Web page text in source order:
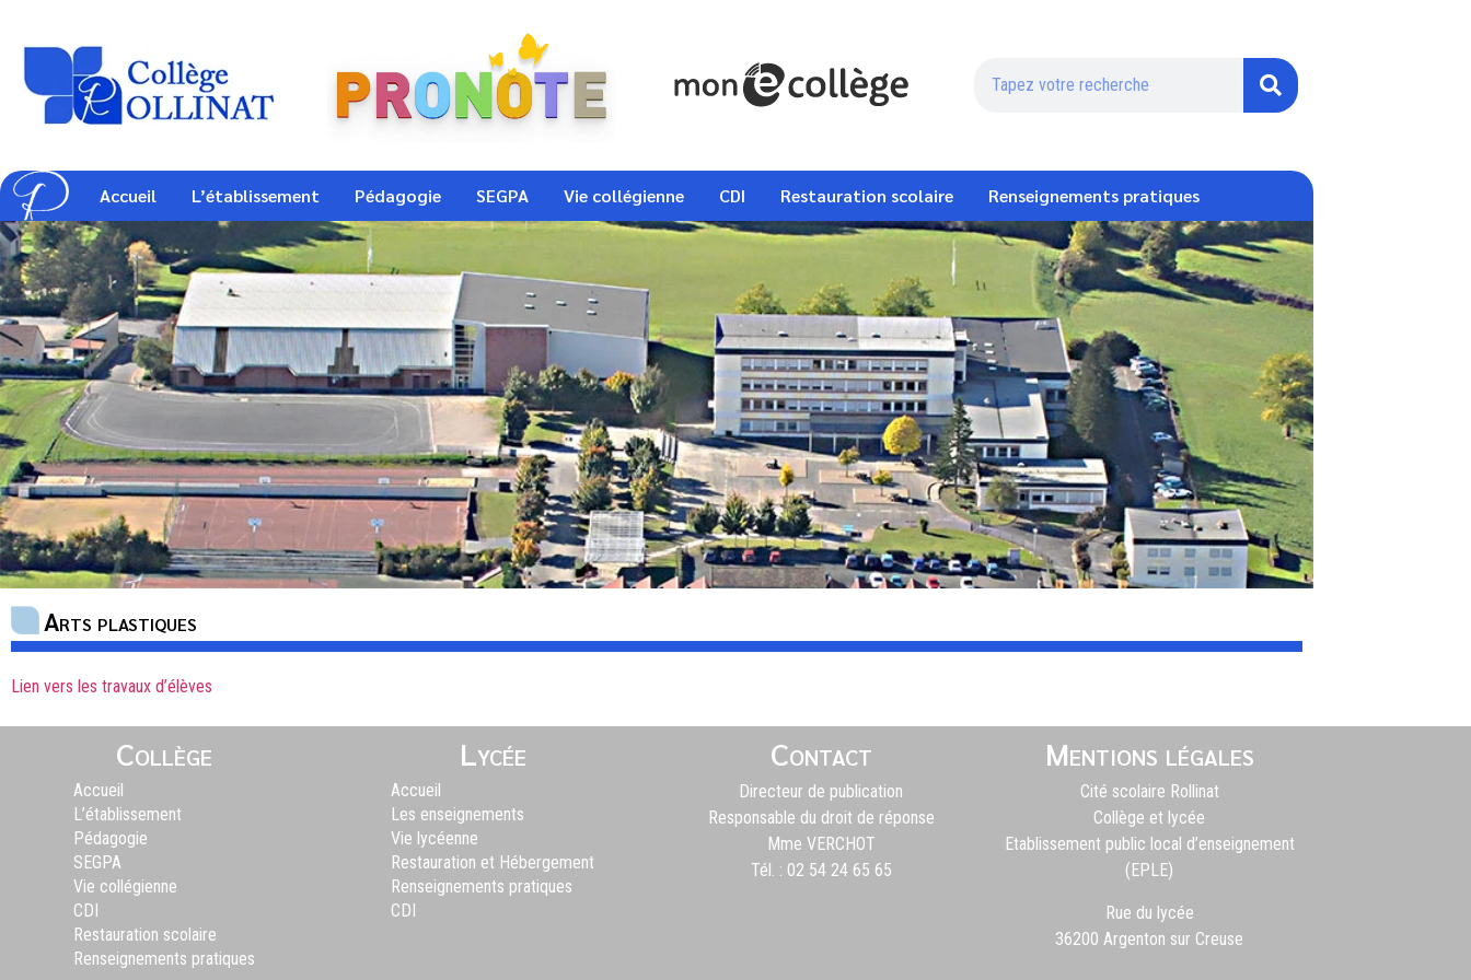
Accueil L’établissement Pédagogie SEGPA Vie collégienne CDI Restauration scolaire Renseignements pratiques
Arts plastiques
Lien vers les travaux d’élèves
Collège
Accueil
L’établissement
Pédagogie
SEGPA
Vie collégienne
CDI
Restauration scolaire
Renseignements pratiques
Lycée
Accueil
Les enseignements
Vie lycéenne
Restauration et Hébergement
Renseignements pratiques
CDI
Contact
Directeur de publication
Responsable du droit de réponse
Mme VERCHOT
Tél. : 02 54 24 65 65
Mentions légales
Cité scolaire Rollinat
Collège et lycée
Etablissement public local d’enseignement
(EPLE)
Rue du lycée
36200 Argenton sur Creuse